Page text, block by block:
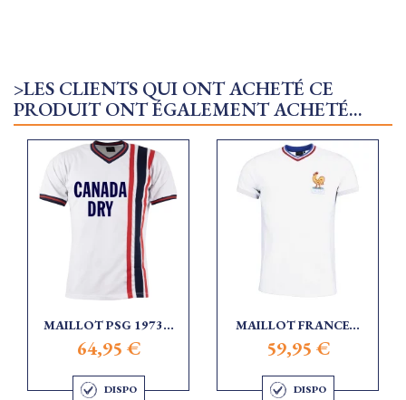
>LES CLIENTS QUI ONT ACHETÉ CE
PRODUIT ONT ÉGALEMENT ACHETÉ...
MAILLOT PSG 1973...
64,95 €
DISPO
MAILLOT FRANCE...
59,95 €
DISPO